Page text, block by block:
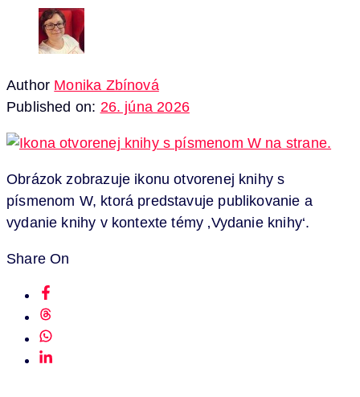
Author Monika Zbínová
Published on: 26. júna 2026
Obrázok zobrazuje ikonu otvorenej knihy s
písmenom W, ktorá predstavuje publikovanie a
vydanie knihy v kontexte témy ‚Vydanie knihy‘.
Share On